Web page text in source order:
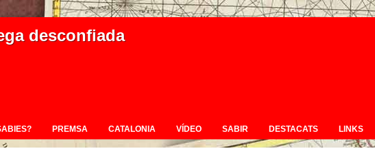
desconfiada
PREMSA CATALONIA VÍDEO SABIR DESTACATS LINKS